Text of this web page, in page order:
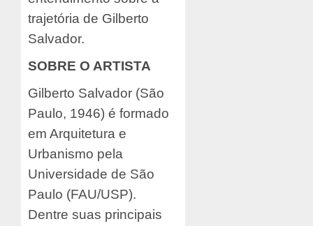
trajetória de Gilberto
Salvador.
SOBRE O ARTISTA
Gilberto Salvador (São
Paulo, 1946) é formado
em Arquitetura e
Urbanismo pela
Universidade de São
Paulo (FAU/USP).
Dentre suas principais